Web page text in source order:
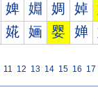
婢 婣 婤 婥
婲 婳 婴 婵
11 12 13 14 15 16 17